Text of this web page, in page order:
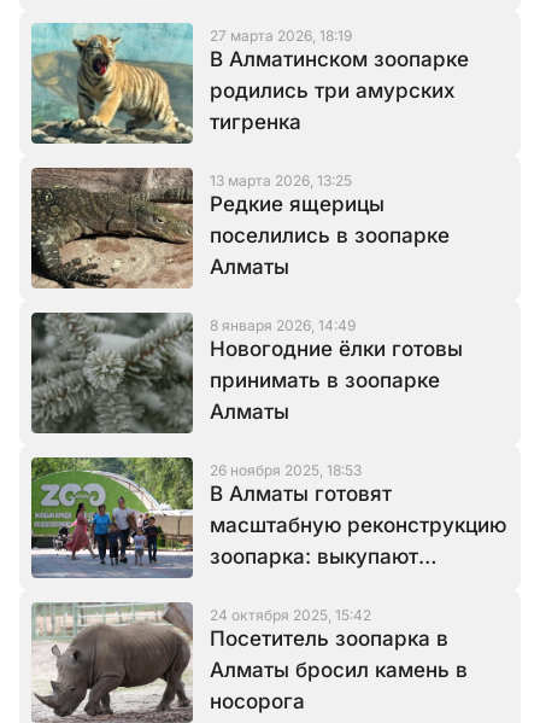
27 марта 2026, 18:19
В Алматинском зоопарке
родились три амурских
тигренка
13 марта 2026, 13:25
Редкие ящерицы
поселились в зоопарке
Алматы
8 января 2026, 14:49
Новогодние ёлки готовы
принимать в зоопарке
Алматы
26 ноября 2025, 18:53
В Алматы готовят
масштабную реконструкцию
зоопарка: выкупают
земельные участки
24 октября 2025, 15:42
Посетитель зоопарка в
Алматы бросил камень в
носорога